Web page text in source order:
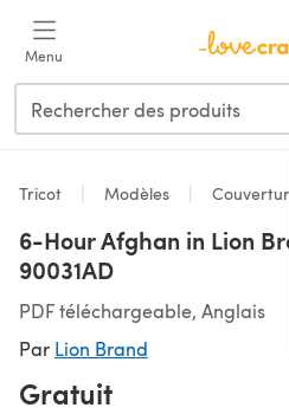
Menu
Tricot Modèles
6-Hour Afghan in Lion
90031AD
PDF téléchargeable, Anglais
Par Lion Brand
Gratuit